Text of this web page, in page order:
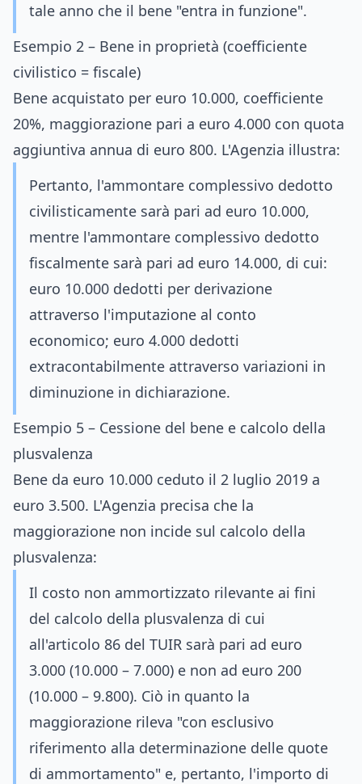
tale anno che il bene "entra in funzione".
Esempio 2 – Bene in proprietà (coefficiente
civilistico = fiscale)
Bene acquistato per euro 10.000, coefficiente
20%, maggiorazione pari a euro 4.000 con quota
aggiuntiva annua di euro 800. L'Agenzia illustra:
Pertanto, l'ammontare complessivo dedotto
civilisticamente sarà pari ad euro 10.000,
mentre l'ammontare complessivo dedotto
fiscalmente sarà pari ad euro 14.000, di cui:
euro 10.000 dedotti per derivazione
attraverso l'imputazione al conto
economico; euro 4.000 dedotti
extracontabilmente attraverso variazioni in
diminuzione in dichiarazione.
Esempio 5 – Cessione del bene e calcolo della
plusvalenza
Bene da euro 10.000 ceduto il 2 luglio 2019 a
euro 3.500. L'Agenzia precisa che la
maggiorazione non incide sul calcolo della
plusvalenza:
Il costo non ammortizzato rilevante ai fini
del calcolo della plusvalenza di cui
all'articolo 86 del TUIR sarà pari ad euro
3.000 (10.000 – 7.000) e non ad euro 200
(10.000 – 9.800). Ciò in quanto la
maggiorazione rileva "con esclusivo
riferimento alla determinazione delle quote
di ammortamento" e, pertanto, l'importo di